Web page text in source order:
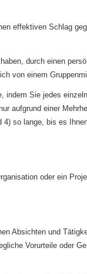
effektiven Schlag
durch einen
von einem
Sie jedes
aufgrund einer
4) so lange, bis es
oder ein
Absichten und
Vorurteile oder